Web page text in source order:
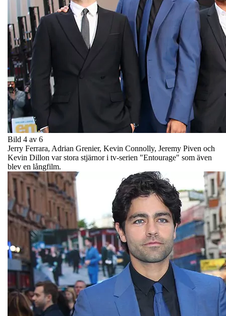
Bild 4 av 6
Jerry Ferrara, Adrian Grenier, Kevin Connolly, Jeremy Piven och
Kevin Dillon var stora stjärnor i tv-serien "Entourage" som även
blev en långfilm.